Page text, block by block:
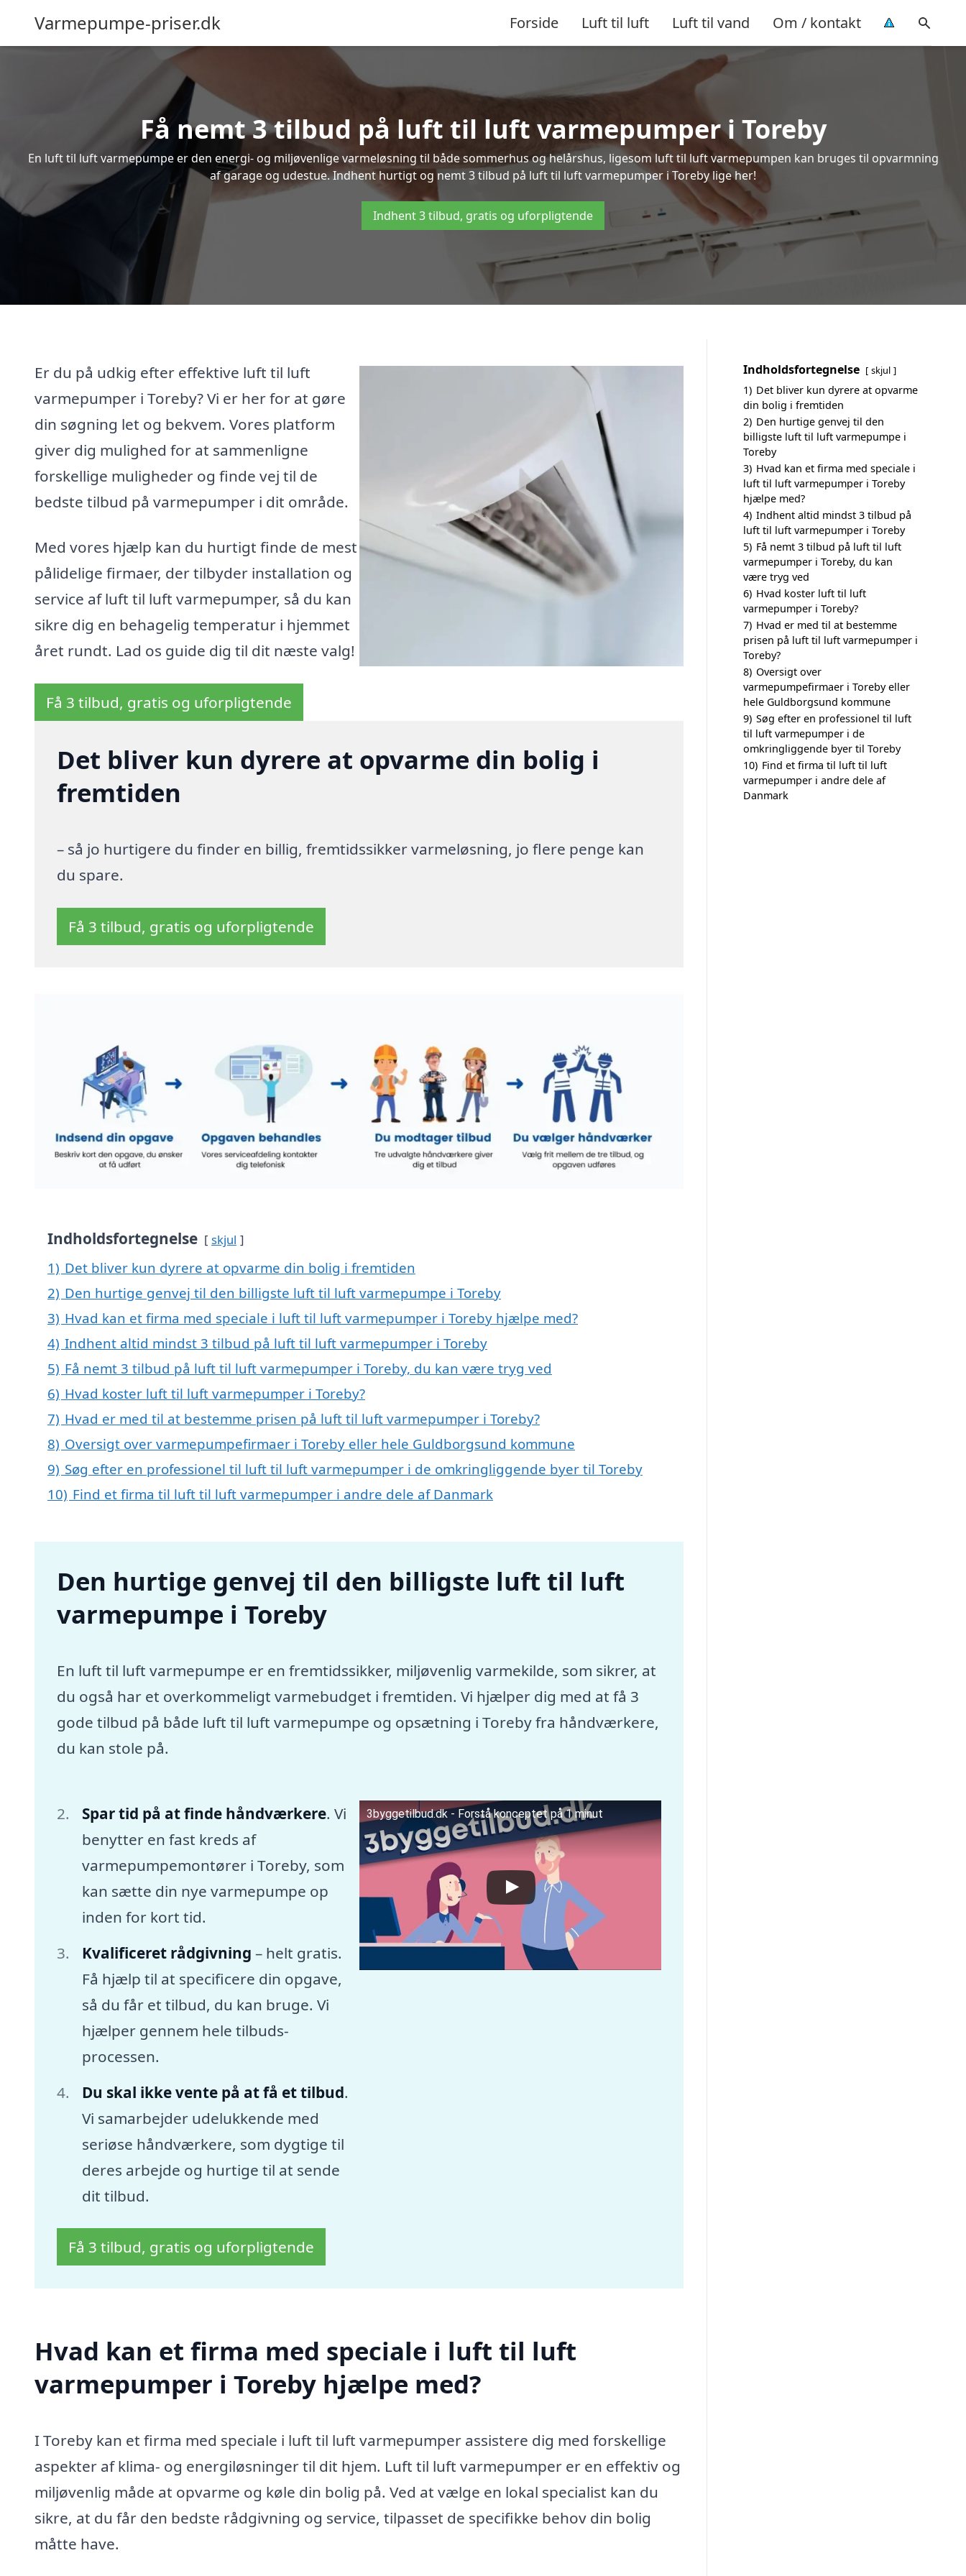
Varmepumpe-priser.dk Forside Luft til luft Luft til vand Om / kontakt
Få nemt 3 tilbud på luft til luft varmepumper i Toreby
En luft til luft varmepumpe er den energi- og miljøvenlige varmeløsning til både sommerhus og helårshus, ligesom luft til luft varmepumpen kan bruges til opvarmning
af garage og udestue. Indhent hurtigt og nemt 3 tilbud på luft til luft varmepumper i Toreby lige her!
Indhent 3 tilbud, gratis og uforpligtende
Er du på udkig efter effektive luft til luft
varmepumper i Toreby? Vi er her for at gøre
din søgning let og bekvem. Vores platform
giver dig mulighed for at sammenligne
forskellige muligheder og finde vej til de
bedste tilbud på varmepumper i dit område.
Med vores hjælp kan du hurtigt finde de mest
pålidelige firmaer, der tilbyder installation og
service af luft til luft varmepumper, så du kan
sikre dig en behagelig temperatur i hjemmet
året rundt. Lad os guide dig til dit næste valg!
Få 3 tilbud, gratis og uforpligtende
Det bliver kun dyrere at opvarme din bolig i
fremtiden
– så jo hurtigere du finder en billig, fremtidssikker varmeløsning, jo flere penge kan
du spare.
Få 3 tilbud, gratis og uforpligtende
Indholdsfortegnelse skjul
1) Det bliver kun dyrere at opvarme din bolig i fremtiden
2) Den hurtige genvej til den billigste luft til luft varmepumpe i Toreby
3) Hvad kan et firma med speciale i luft til luft varmepumper i Toreby hjælpe med?
4) Indhent altid mindst 3 tilbud på luft til luft varmepumper i Toreby
5) Få nemt 3 tilbud på luft til luft varmepumper i Toreby, du kan være tryg ved
6) Hvad koster luft til luft varmepumper i Toreby?
7) Hvad er med til at bestemme prisen på luft til luft varmepumper i Toreby?
8) Oversigt over varmepumpefirmaer i Toreby eller hele Guldborgsund kommune
9) Søg efter en professionel til luft til luft varmepumper i de omkringliggende byer til Toreby
10) Find et firma til luft til luft varmepumper i andre dele af Danmark
Den hurtige genvej til den billigste luft til luft
varmepumpe i Toreby
En luft til luft varmepumpe er en fremtidssikker, miljøvenlig varmekilde, som sikrer, at
du også har et overkommeligt varmebudget i fremtiden. Vi hjælper dig med at få 3
gode tilbud på både luft til luft varmepumpe og opsætning i Toreby fra håndværkere,
du kan stole på.
Spar tid på at finde håndværkere. Vi
benytter en fast kreds af
varmepumpemontører i Toreby, som
kan sætte din nye varmepumpe op
inden for kort tid.
Kvalificeret rådgivning – helt gratis.
Få hjælp til at specificere din opgave,
så du får et tilbud, du kan bruge. Vi
hjælper gennem hele tilbuds-
processen.
Du skal ikke vente på at få et tilbud.
Vi samarbejder udelukkende med
seriøse håndværkere, som dygtige til
deres arbejde og hurtige til at sende
dit tilbud.
3byggetilbud.dk - Forstå konceptet på 1 minut
Få 3 tilbud, gratis og uforpligtende
Hvad kan et firma med speciale i luft til luft
varmepumper i Toreby hjælpe med?
I Toreby kan et firma med speciale i luft til luft varmepumper assistere dig med forskellige
aspekter af klima- og energiløsninger til dit hjem. Luft til luft varmepumper er en effektiv og
miljøvenlig måde at opvarme og køle din bolig på. Ved at vælge en lokal specialist kan du
sikre, at du får den bedste rådgivning og service, tilpasset de specifikke behov din bolig
måtte have.
Indholdsfortegnelse skjul
1) Det bliver kun dyrere at opvarme
din bolig i fremtiden
2) Den hurtige genvej til den
billigste luft til luft varmepumpe i
Toreby
3) Hvad kan et firma med speciale i
luft til luft varmepumper i Toreby
hjælpe med?
4) Indhent altid mindst 3 tilbud på
luft til luft varmepumper i Toreby
5) Få nemt 3 tilbud på luft til luft
varmepumper i Toreby, du kan
være tryg ved
6) Hvad koster luft til luft
varmepumper i Toreby?
7) Hvad er med til at bestemme
prisen på luft til luft varmepumper i
Toreby?
8) Oversigt over
varmepumpefirmaer i Toreby eller
hele Guldborgsund kommune
9) Søg efter en professionel til luft
til luft varmepumper i de
omkringliggende byer til Toreby
10) Find et firma til luft til luft
varmepumper i andre dele af
Danmark